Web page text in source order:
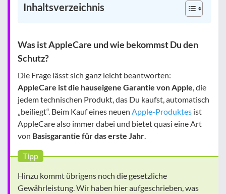
Inhaltsverzeichnis
Was ist AppleCare und wie bekommst Du den
Schutz?
Die Frage lässt sich ganz leicht beantworten:
AppleCare ist die hauseigene Garantie von Apple , die
jedem technischen Produkt, das Du kaufst, automatisch
„beiliegt“. Beim Kauf eines neuen Apple-Produktes ist
AppleCare also immer dabei und bietet quasi eine Art
von Basisgarantie für das erste Jahr
Tipp
Hinzu kommt übrigens noch die gesetzliche
Gewährleistung. Wir haben hier aufgeschrieben, was